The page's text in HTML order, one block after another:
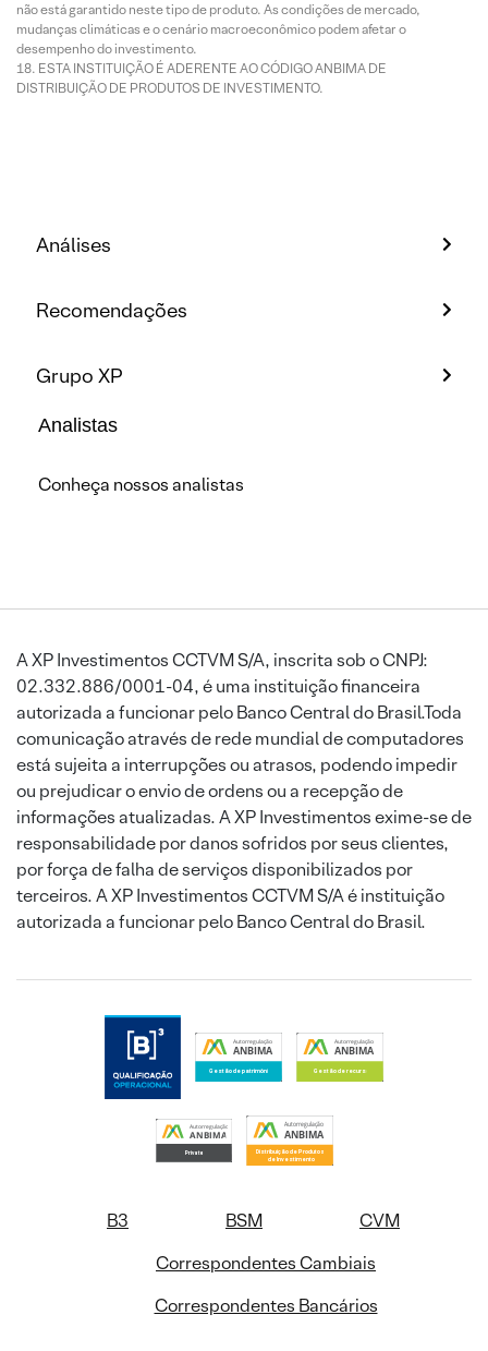
não está garantido neste tipo de produto. As condições de mercado,
mudanças climáticas e o cenário macroeconômico podem afetar o
desempenho do investimento.
ESTA INSTITUIÇÃO É ADERENTE AO CÓDIGO ANBIMA DE
DISTRIBUIÇÃO DE PRODUTOS DE INVESTIMENTO.
Análises
Recomendações
Grupo XP
Analistas
Conheça nossos analistas
A XP Investimentos CCTVM S/A, inscrita sob o CNPJ:
02.332.886/0001-04, é uma instituição financeira
autorizada a funcionar pelo Banco Central do Brasil.Toda
comunicação através de rede mundial de computadores
está sujeita a interrupções ou atrasos, podendo impedir
ou prejudicar o envio de ordens ou a recepção de
informações atualizadas. A XP Investimentos exime-se de
responsabilidade por danos sofridos por seus clientes,
por força de falha de serviços disponibilizados por
terceiros. A XP Investimentos CCTVM S/A é instituição
autorizada a funcionar pelo Banco Central do Brasil.
B3 BSM
CVM
Correspondentes Cambiais
Correspondentes Bancários